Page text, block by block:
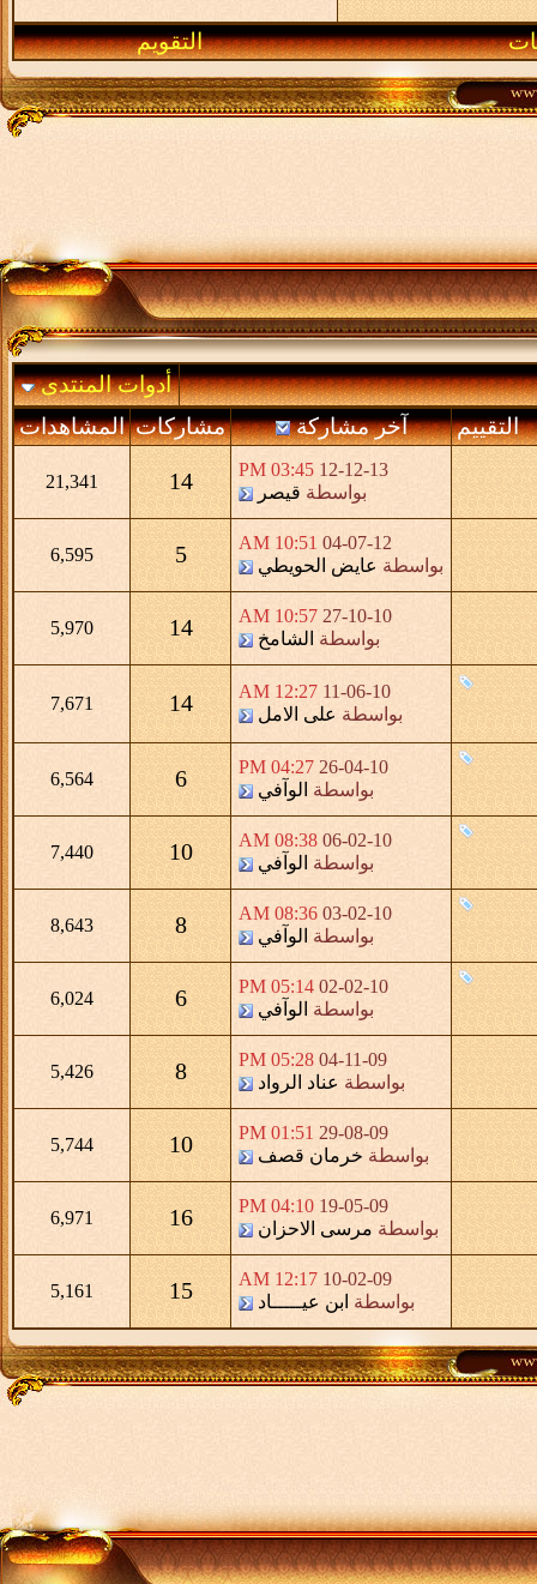
التقويم
أدوات المنتدى
التقييم
آخر مشاركة مشاركات المشاهدات
12-12-13
03:45 PM
بواسطة قيصر 14
21,341
04-07-12
10:51 AM
بواسطة عايض الحويطي 5
6,595
27-10-10
10:57 AM
بواسطة الشامخ 14
5,970
11-06-10
12:27 AM
بواسطة على الامل 14
7,671
26-04-10
04:27 PM
بواسطة الوآفي 6
6,564
06-02-10
08:38 AM
بواسطة الوآفي 10
7,440
03-02-10
08:36 AM
بواسطة الوآفي 8
8,643
02-02-10
05:14 PM
بواسطة الوآفي 6
6,024
04-11-09
05:28 PM
بواسطة عناد الرواد 8
5,426
29-08-09
01:51 PM
بواسطة خرمان قصف 10
5,744
19-05-09
04:10 PM
بواسطة مرسى الاحزان 16
6,971
10-02-09
12:17 AM
بواسطة ابن عيـــــاد 15
5,161